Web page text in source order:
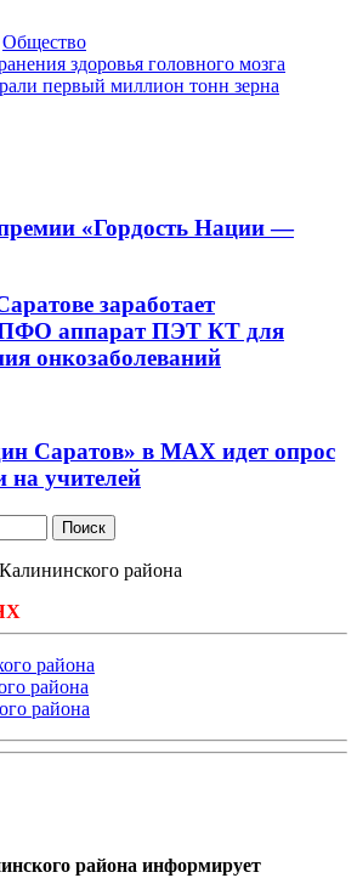
Общество
здоровья головного мозга
первый миллион тонн зерна
«Гордость Нации —
заработает
ПФО аппарат ПЭТ КТ для
онкозаболеваний
Саратов» в МАХ идет опрос
на учителей
района информирует